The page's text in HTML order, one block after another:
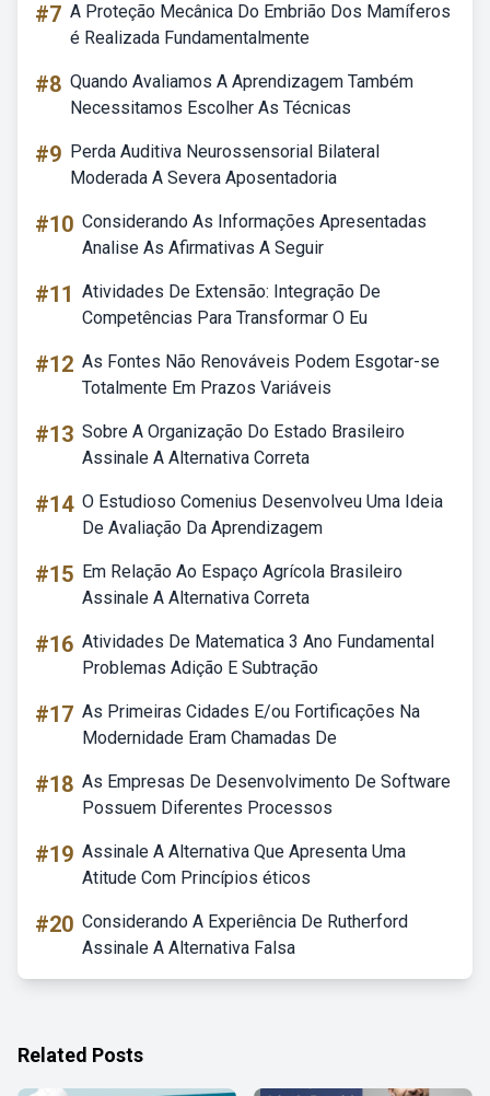
#7 A Proteção Mecânica Do Embrião Dos Mamíferos
é Realizada Fundamentalmente
#8 Quando Avaliamos A Aprendizagem Também
Necessitamos Escolher As Técnicas
#9 Perda Auditiva Neurossensorial Bilateral
Moderada A Severa Aposentadoria
#10 Considerando As Informações Apresentadas
Analise As Afirmativas A Seguir
#11 Atividades De Extensão: Integração De
Competências Para Transformar O Eu
#12 As Fontes Não Renováveis Podem Esgotar-se
Totalmente Em Prazos Variáveis
#13 Sobre A Organização Do Estado Brasileiro
Assinale A Alternativa Correta
#14 O Estudioso Comenius Desenvolveu Uma Ideia
De Avaliação Da Aprendizagem
#15 Em Relação Ao Espaço Agrícola Brasileiro
Assinale A Alternativa Correta
#16 Atividades De Matematica 3 Ano Fundamental
Problemas Adição E Subtração
#17 As Primeiras Cidades E/ou Fortificações Na
Modernidade Eram Chamadas De
#18 As Empresas De Desenvolvimento De Software
Possuem Diferentes Processos
#19 Assinale A Alternativa Que Apresenta Uma
Atitude Com Princípios éticos
#20 Considerando A Experiência De Rutherford
Assinale A Alternativa Falsa
Related Posts